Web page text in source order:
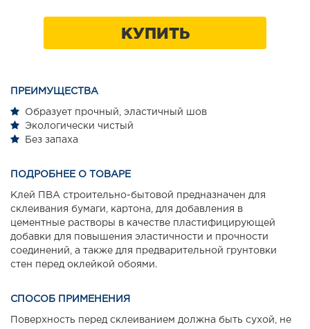
КУПИТЬ
ПРЕИМУЩЕСТВА
Образует прочный, эластичный шов
Экологически чистый
Без запаха
ПОДРОБНЕЕ О ТОВАРЕ
Клей ПВА строительно-бытовой предназначен для
склеивания бумаги, картона, для добавления в
цементные растворы в качестве пластифицирующей
добавки для повышения эластичности и прочности
соединений, а также для предварительной грунтовки
стен перед оклейкой обоями.
СПОСОБ ПРИМЕНЕНИЯ
Поверхность перед склеиванием должна быть сухой, не